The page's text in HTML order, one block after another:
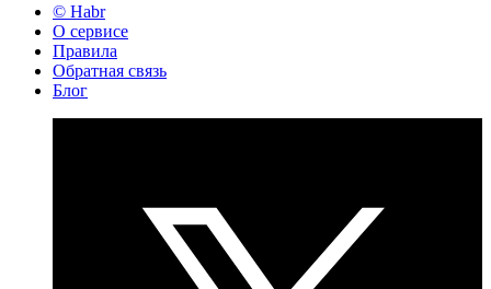
© Habr
О сервисе
Правила
Обратная связь
Блог